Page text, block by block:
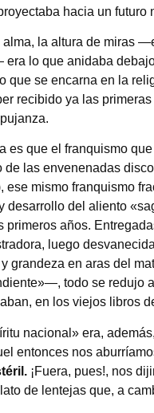
hacia un futuro
alma, la altura de miras
lo que anidaba
que se encarna en la
recibido ya las
es que el franquismo
de las envenenadas
ese mismo franquismo
desarrollo del aliento
primeros años.
luego
grandeza en aras del
todo se redujo
en los viejos libros
nacional» era,
entonces nos
¡Fuera, pues!, nos
de lentejas que, a